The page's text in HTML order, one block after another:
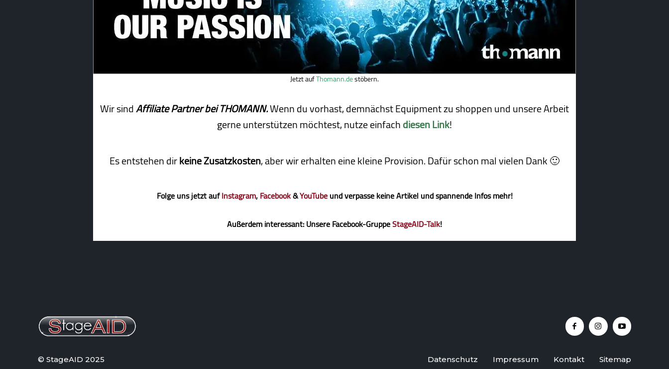
Jetzt aufThomann.destöbern.
Wir sindAffiliate Partner bei THOMANN.Wenn du vorhast, demnächst Equipment zu shoppen und unsere Arbeit
gerne unterstützen möchtest, nutze einfachdiesen Link!
Es entstehen dirkeine Zusatzkosten, aber wir erhalten eine kleine Pro­vi­sion. Dafür schon mal vielen Dank 🙂
Folge uns jetzt aufInstagram,Facebook&YouTubeund verpasse keine Artikel und spannende Infos mehr!
Außerdem interessant: Unsere Facebook-GruppeStageAID-Talk!
© StageAID 2025 Datenschutz Impressum Kontakt Sitemap